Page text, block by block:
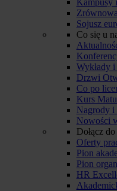
Sojusz
Co się u
Wykłady
Drzwi
Co po
Kurs
Nagrody i
Nowości
Dołącz do
Oferty
Pion
Pion
HR